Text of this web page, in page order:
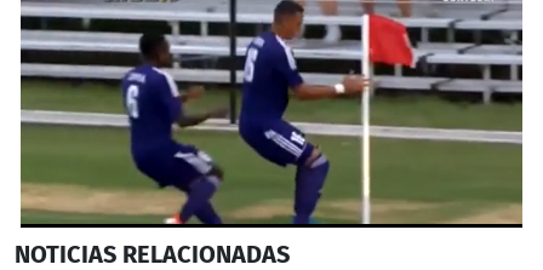
seconds
NOTICIAS RELACIONADAS